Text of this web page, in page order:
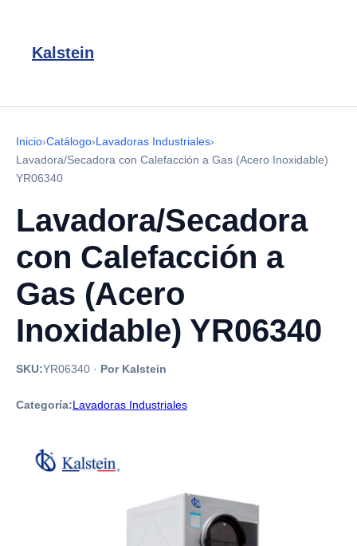
Kalstein
Inicio›Catálogo›Lavadoras Industriales›
Lavadora/Secadora con Calefacción a Gas (Acero Inoxidable)
YR06340
Lavadora/Secadora
con Calefacción a
Gas (Acero
Inoxidable) YR06340
SKU:YR06340 · Por Kalstein
Categoría:Lavadoras Industriales